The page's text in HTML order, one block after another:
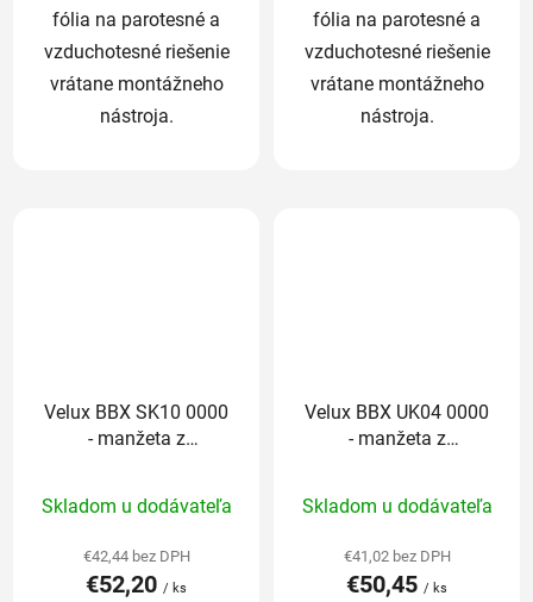
fólia na parotesné a
vzduchotesné riešenie
vrátane montážneho
nástroja.
fólia na parotesné a
vzduchotesné riešenie
vrátane montážneho
nástroja.
Velux BBX SK10 0000
- manžeta z
hodnotenie
produktu
je
Skladom u dodávateľa
€42,44 bez DPH
€52,20 / ks
Velux BBX UK04 0000
- manžeta z
hodnotenie
produktu
je
Skladom u dodávateľa
€41,02 bez DPH
€50,45 / ks